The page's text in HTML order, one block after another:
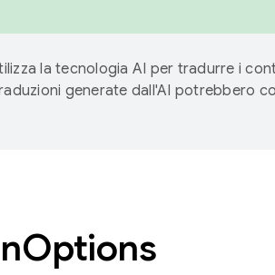
la tecnologia AI per tradurre i
generate dall'AI potrebbero
Options